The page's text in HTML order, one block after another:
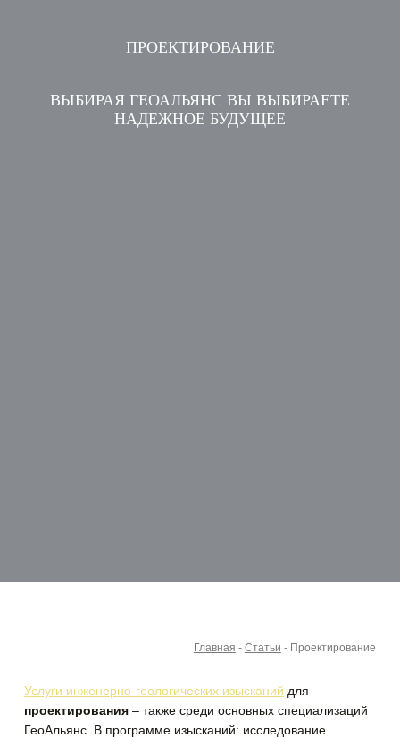
ПРОЕКТИРОВАНИЕ
ВЫБИРАЯ ГЕОАЛЬЯНС ВЫ ВЫБИРАЕТЕ
НАДЕЖНОЕ БУДУЩЕЕ
Главная - Статьи - Проектирование
Услуги инженерно-геологических изысканий для
проектирования – также среди основных специализаций
ГеоАльянс. В программе изысканий: исследование